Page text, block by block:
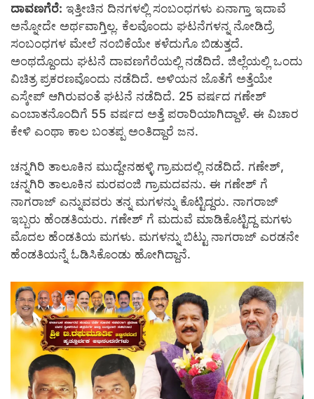
ದಾವಣಗೆರೆ: ಇತ್ತೀಚಿನ ದಿನಗಳಲ್ಲಿ ಸಂಬಂಧಗಳು ಏನಾಗ್ತಾ ಇದಾವೆ
ಅನ್ನೋದೇ ಅರ್ಥವಾಗ್ತಿಲ್ಲ. ಕೆಲವೊಂದು ಘಟನೆಗಳನ್ನ ನೋಡಿದ್ರೆ
ಸಂಬಂಧಗಳ ಮೇಲೆ ನಂಬಿಕೆಯೇ ಕಳೆದುಗೊ ಬಿಡುತ್ತದೆ.
ಅಂಥದ್ದೊಂದು ಘಟನೆ ದಾವಣಗೆರೆಯಲ್ಲಿ ನಡೆದಿದೆ. ಜಿಲ್ಲೆಯಲ್ಲಿ ಒಂದು
ವಿಚಿತ್ರ ಪ್ರಕರಣವೊಂದು ನಡೆದಿದೆ. ಅಳಿಯನ ಜೊತೆಗೆ ಅತ್ತೆಯೇ
ಎಸ್ಕೇಪ್ ಆಗಿರುವಂತೆ ಘಟನೆ ನಡೆದಿದೆ. 25 ವರ್ಷದ ಗಣೇಶ್
ಎಂಬಾತನೊಂದಿಗೆ 55 ವರ್ಷದ ಅತ್ತೆ ಪರಾರಿಯಾಗಿದ್ದಾಳೆ. ಈ ವಿಚಾರ
ಕೇಳಿ ಎಂಥಾ ಕಾಲ ಬಂತಪ್ಪ ಅಂತಿದ್ದಾರೆ ಜನ.
ಚನ್ನಗಿರಿ ತಾಲೂಕಿನ ಮುದ್ದೇನಹಳ್ಳಿ ಗ್ರಾಮದಲ್ಲಿ ನಡೆದಿದೆ. ಗಣೇಶ್,
ಚನ್ನಗಿರಿ ತಾಲೂಕಿನ ಮರವಂಜಿ ಗ್ರಾಮದವನು. ಈ ಗಣೇಶ್ ಗೆ
ನಾಗರಾಜ್ ಎನ್ನುವವರು ತನ್ನ ಮಗಳನ್ನು ಕೊಟ್ಟಿದ್ದರು. ನಾಗರಾಜ್
ಇಬ್ಬರು ಹೆಂಡತಿಯರು. ಗಣೇಶ್ ಗೆ ಮದುವೆ ಮಾಡಿಕೊಟ್ಟಿದ್ದ ಮಗಳು
ಮೊದಲ ಹೆಂಡತಿಯ ಮಗಳು. ಮಗಳನ್ನು ಬಿಟ್ಟು ನಾಗರಾಜ್ ಎರಡನೇ
ಹೆಂಡತಿಯನ್ನೆ ಓಡಿಸಿಕೊಂಡು ಹೋಗಿದ್ದಾನೆ.